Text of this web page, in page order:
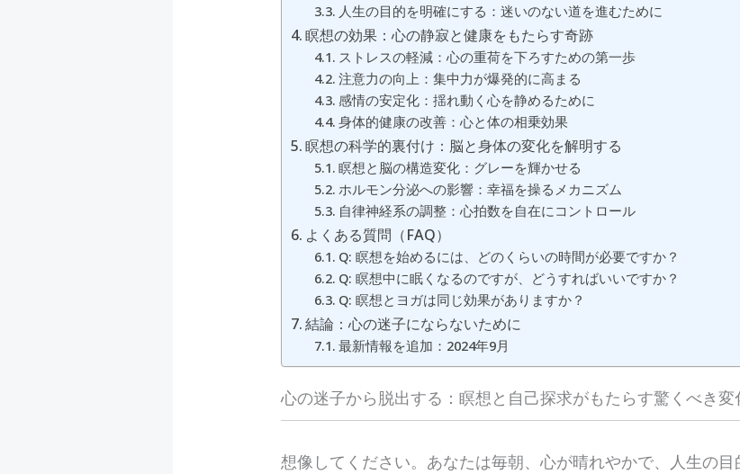
人生の目的を明確にする：迷いのない道を進むために
瞑想の効果：心の静寂と健康をもたらす奇跡
ストレスの軽減：心の重荷を下ろすための第一歩
注意力の向上：集中力が爆発的に高まる
感情の安定化：揺れ動く心を静めるために
身体的健康の改善：心と体の相乗効果
瞑想の科学的裏付け：脳と身体の変化を解明する
瞑想と脳の構造変化：グレーを輝かせる
ホルモン分泌への影響：幸福を操るメカニズム
自律神経系の調整：心拍数を自在にコントロール
よくある質問（FAQ）
Q: 瞑想を始めるには、どのくらいの時間が必要ですか？
Q: 瞑想中に眠くなるのですが、どうすればいいですか？
Q: 瞑想とヨガは同じ効果がありますか？
結論：心の迷子にならないために
最新情報を追加：2024年9月
心の迷子から脱出する：瞑想と自己探求がもたらす驚くべき変
想像してください。あなたは毎朝、心が晴れやかで、人生の